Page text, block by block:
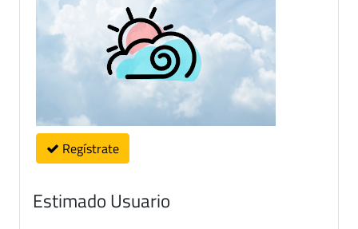
Regístrate
Estimado Usuario